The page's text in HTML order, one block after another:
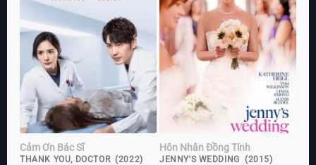
Cảm Ơn Bác Sĩ
THANK YOU, DOCTOR (2022)
Hôn Nhân Đồng Tính
JENNY'S WEDDING (2015)